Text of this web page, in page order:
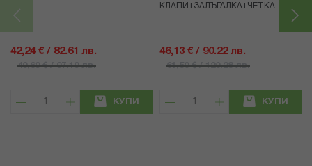
42,24 € / 82.61 лв.
49,69 € / 97.19 лв.
КУПИ
КЛАПИ+ЗАЛЪГАЛКА+ЧЕТКА
46,13 € / 90.22 лв.
61,50 € / 120.28 лв.
КУПИ